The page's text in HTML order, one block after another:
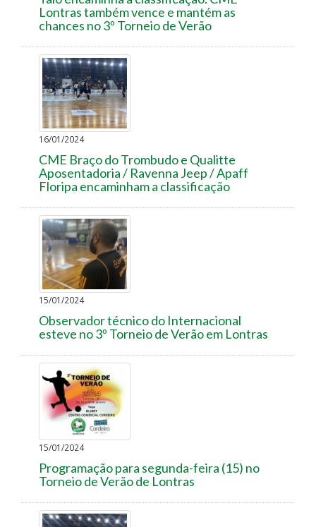
Lontras também vence e mantém as
chances no 3º Torneio de Verão
16/01/2024
CME Braço do Trombudo e Qualitte
Aposentadoria / Ravenna Jeep / Apaff
Floripa encaminham a classificação
15/01/2024
Observador técnico do Internacional
esteve no 3º Torneio de Verão em Lontras
15/01/2024
Programação para segunda-feira (15) no
Torneio de Verão de Lontras